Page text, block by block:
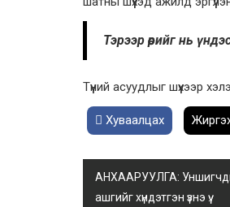
Тэрээр өөрийг нь
Түүний асуудлыг шүүхээр
Хуваалцах
АНХААРУУЛГА:
ашгийг хүндэтгэн үзнэ үү.